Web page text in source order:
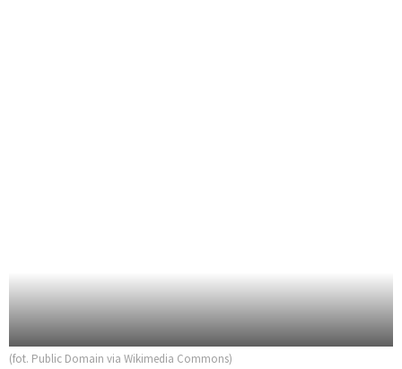
(fot. Public Domain via Wikimedia Commons)